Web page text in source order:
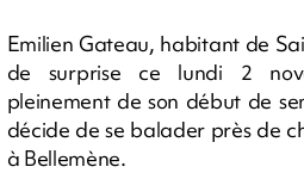
Emilien Gateau, habitant de
de surprise ce lundi 2
pleinement de son début de
décide de se balader près de
à Bellemène.